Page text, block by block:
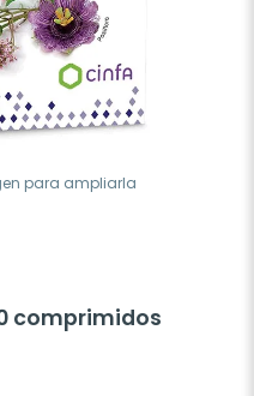
para ampliarla
comprimidos